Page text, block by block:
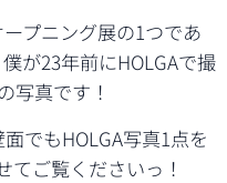
プニング展の1つであ
が23年前にHOLGAで撮
写真です！
でもHOLGA写真1点を
てご覧くださいっ！